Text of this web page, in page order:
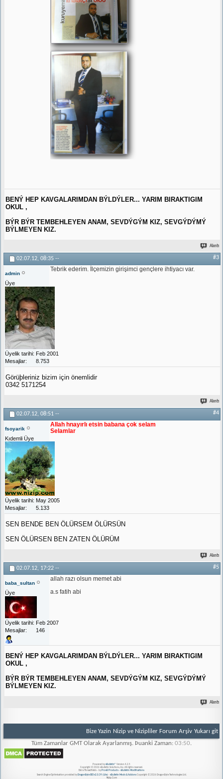
BENÝ HEP KAVGALARIMDAN BÝLDÝLER... YARIM BIRAKTIGIM
OKUL ,
BÝR BÝR TEMBEHLEYEN ANAM, SEVDÝGÝM KIZ, SEVGÝDÝMÝ
BÝLMEYEN KIZ.
Alıntı
02.07.12, 08:35 -- #3
admin
Üye
Üyelik tarihi Feb 2001
Mesajlar
8.753
Tebrik ederim. İlçemizin girişimci gençlere ihtiyacı var.
Görüþleriniz bizim için önemlidir
0342 5171254
Alıntı
02.07.12, 08:51 -- #4
fsoyarik
Kıdemli Üye
Üyelik tarihi May 2005
Mesajlar
5.133
Allah hnayırlı etsin babana çok selam
Selamlar
SEN BENDE BEN ÖLÜRSEM ÖLÜRSÜN
SEN ÖLÜRSEN BEN ZATEN ÖLÜRÜM
Alıntı
02.07.12, 17:22 -- #5
baba_sultan
Üye
Üyelik tarihi Feb 2007
Mesajlar
146
allah razı olsun memet abi
a.s fatih abi
BENÝ HEP KAVGALARIMDAN BÝLDÝLER... YARIM BIRAKTIGIM
OKUL ,
BÝR BÝR TEMBEHLEYEN ANAM, SEVDÝGÝM KIZ, SEVGÝDÝMÝ
BÝLMEYEN KIZ.
Alıntı
Bize Yazin Nizip ve Nizipliler Forum Arşiv Yukarı git
Tüm Zamanlar GMT Olarak Ayarlanmış. Þuanki Zaman: 03:50.
Powered by vBulletin® Version 4.2.5
Copyright © 2026 vBulletin Solutions, Inc. All rights reserved.
Extra Threadfields - by ProvB Products - vBulletin Modifications
Search Engine Optimisation provided by DragonByte SEO v2.0.39 (Lite)- vBulletin Mods & AddonsCopyright © 2026 DragonByte Technologies Ltd.
Nizip.Com